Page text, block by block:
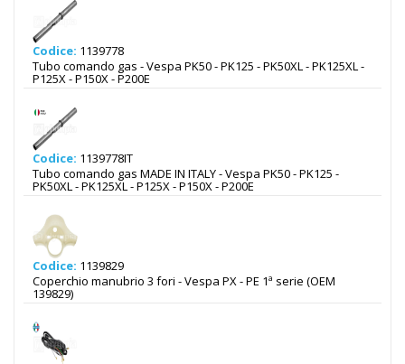
Codice: 1139778
Tubo comando gas - Vespa PK50 - PK125 - PK50XL - PK125XL -
P125X - P150X - P200E
Codice: 1139778IT
Tubo comando gas MADE IN ITALY - Vespa PK50 - PK125 -
PK50XL - PK125XL - P125X - P150X - P200E
Codice: 1139829
Coperchio manubrio 3 fori - Vespa PX - PE 1ª serie (OEM
139829)